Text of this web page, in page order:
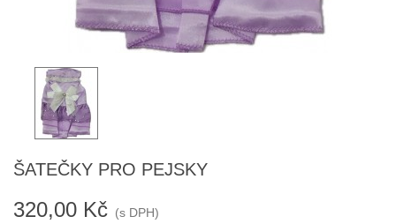
ŠATEČKY PRO PEJSKY
320,00 Kč (s DPH)